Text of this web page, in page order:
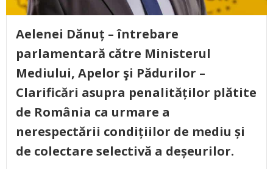
Aelenei Dănuț – întrebare
parlamentară către Ministerul
Mediului, Apelor şi Pădurilor –
Clarificări asupra penalităților plătite
de România ca urmare a
nerespectării condițiilor de mediu și
de colectare selectivă a deșeurilor.